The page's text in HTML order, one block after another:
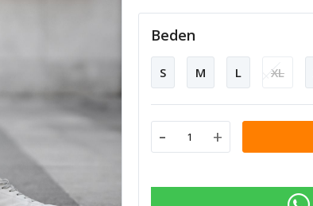
Beden
S M L XL
- +